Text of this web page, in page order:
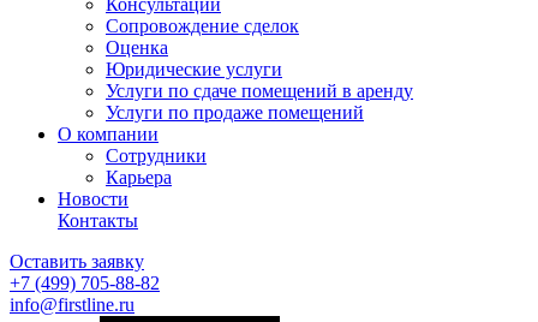
Консультации
Сопровождение сделок
Оценка
Юридические услуги
Услуги по сдаче помещений в аренду
Услуги по продаже помещений
О компании
Сотрудники
Карьера
Новости
Контакты
Оставить заявку
+7 (499) 705-88-82
info@firstline.ru